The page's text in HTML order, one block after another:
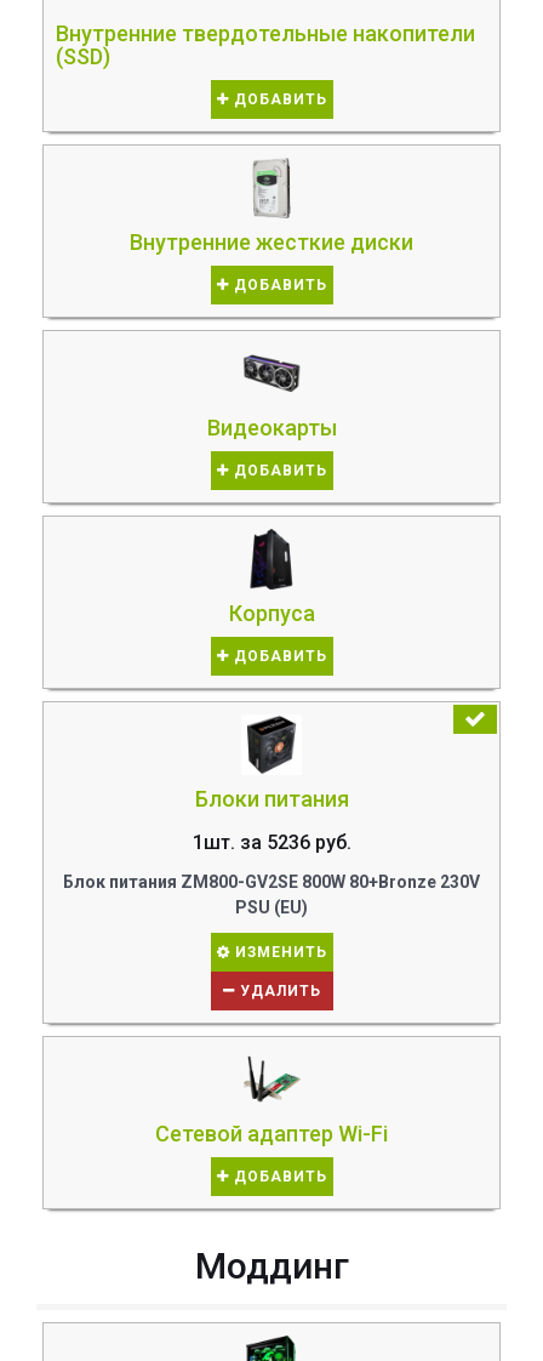
Внутренние твердотельные накопители
(SSD)
ДОБАВИТЬ
Внутренние жесткие диски
ДОБАВИТЬ
Видеокарты
ДОБАВИТЬ
Корпуса
ДОБАВИТЬ
Блоки питания
1шт. за 5236 руб.
Блок питания ZM800-GV2SE 800W 80+Bronze 230V
PSU (EU)
ИЗМЕНИТЬ
УДАЛИТЬ
Сетевой адаптер Wi-Fi
ДОБАВИТЬ
Моддинг